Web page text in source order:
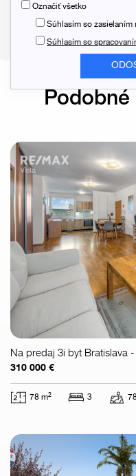
Označiť všetko
Súhlasím so zasielaním
Súhlasím so
Na predaj 3i byt Bratislava
310 000 €
78 m2 3